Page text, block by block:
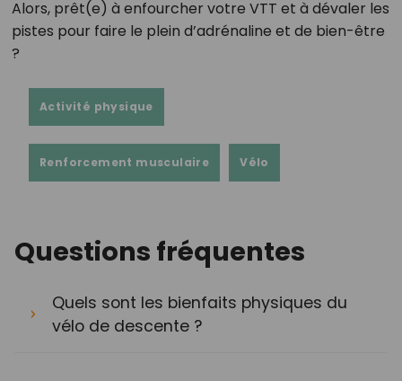
Alors, prêt(e) à enfourcher votre VTT et à dévaler les
pistes pour faire le plein d’adrénaline et de bien-être
?
Activité physique
Renforcement musculaire Vélo
Questions fréquentes
Quels sont les bienfaits physiques du
vélo de descente ?